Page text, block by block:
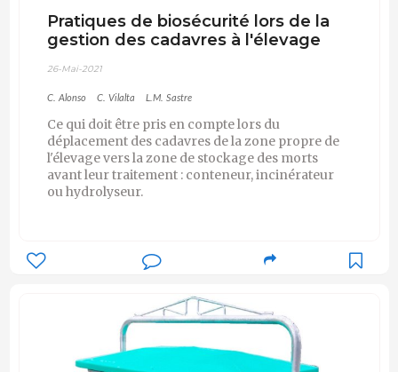
Pratiques de biosécurité lors de la
gestion des cadavres à l'élevage
26-Mai-2021
C. Alonso C. Vilalta L.M. Sastre
Ce qui doit être pris en compte lors du
déplacement des cadavres de la zone propre de
l'élevage vers la zone de stockage des morts
avant leur traitement : conteneur, incinérateur
ou hydrolyseur.